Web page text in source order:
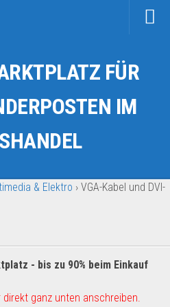
FÜR
IM
& Elektro › VGA-Kabel und DVI-
- bis zu 90% beim Einkauf
direkt ganz unten anschreiben.